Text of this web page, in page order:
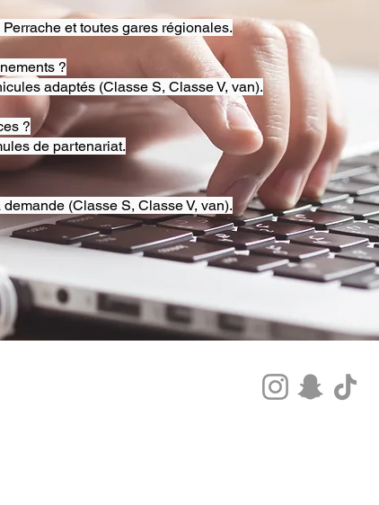
et toutes gares régionales.
?
adaptés (Classe S, Classe V, van).
?
de partenariat.
(Classe S, Classe V, van).